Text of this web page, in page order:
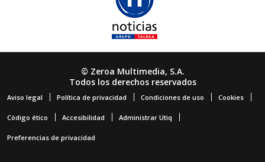
© Zeroa Multimedia, S.A.
Todos los derechos reservados
Aviso legal Política de privacidad Condiciones de uso Cookies
Código ético Accesibilidad Administrar Utiq
Preferencias de privacidad